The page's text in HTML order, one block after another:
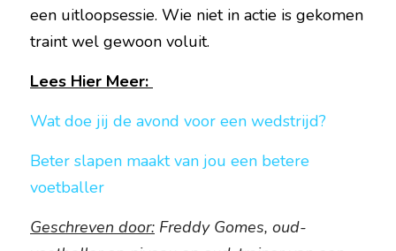
een uitloopsessie. Wie niet in actie is gekomen
traint wel gewoon voluit.
Lees Hier Meer:
Wat doe jij de avond voor een wedstrijd?
Beter slapen maakt van jou een betere
voetballer
Geschreven door: Freddy Gomes, oud-